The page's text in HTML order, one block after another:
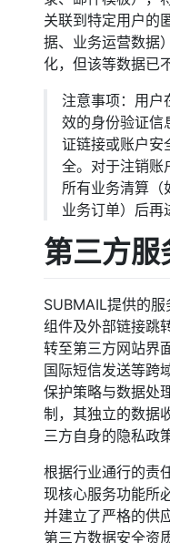
关联到特定用户的
据、业务运营数据
化，但该等数据已
注意事项：用户
效的身份验证信
证链接或账户安
全。对于注销账
所有业务清算（
业务订单）后再
第三方服
SUBMAIL提供的
组件及外部链接跳
转至第三方网站界
国际短信发送等跨
保护策略与数据处
制，其独立的数据
三方自身的隐私政
根据行业通行的责
现核心服务功能所
并建立了严格的供
第三方数据安全资